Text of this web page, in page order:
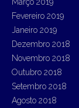
Fevereiro 2019
Janeiro 2019
Dezembro 2018
Novembro 2018
Outubro 2018
Setembro 2018
Agosto 2018